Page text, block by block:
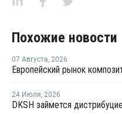
Похожие новости
07 Августа, 2026
24 Июля, 2026